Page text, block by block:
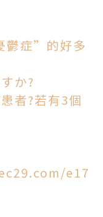
鬱症”的好多
か?
者?若有3個
e17